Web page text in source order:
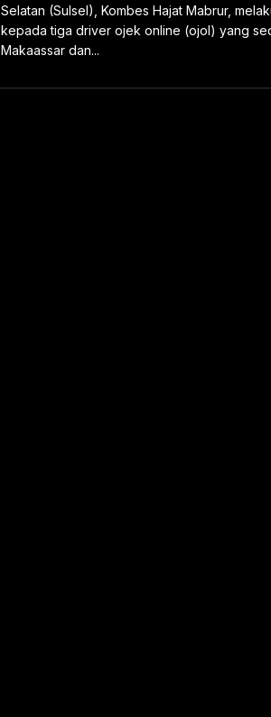
Selatan (Sulsel), Kombes Hajat Mabrur,
kepada tiga driver ojek online (ojol) yang
Makaassar dan...